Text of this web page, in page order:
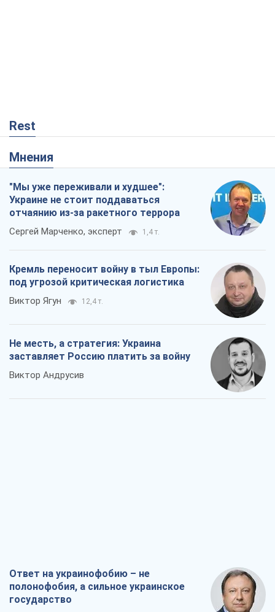
Rest
Мнения
"Мы уже переживали и худшее":
Украине не стоит поддаваться
отчаянию из-за ракетного террора
Сергей Марченко, эксперт 1,4 т.
Кремль переносит войну в тыл Европы:
под угрозой критическая логистика
Виктор Ягун 12,4 т.
Не месть, а стратегия: Украина
заставляет Россию платить за войну
Виктор Андрусив
Ответ на украинофобию – не
полонофобия, а сильное украинское
государство